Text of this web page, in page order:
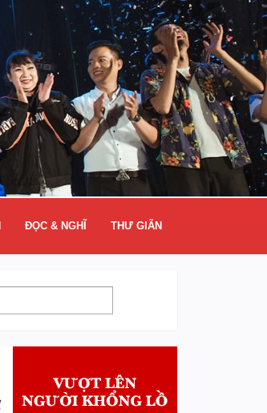
ĐỌC & NGHĨ THƯ GIÃN